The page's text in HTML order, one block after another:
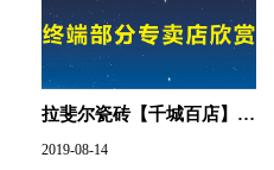
拉斐尔瓷砖【千城百店】计
划，正在进行.....
2019-08-14